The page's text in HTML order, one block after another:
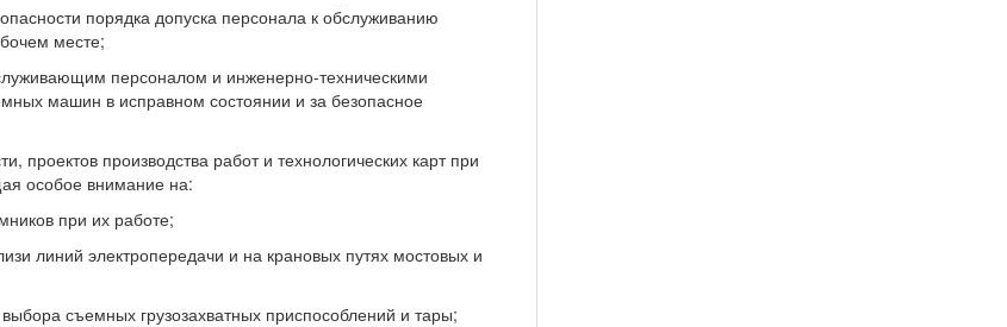
порядка допуска персонала к обслуживанию
месте;
персоналом и инженерно-техническими
машин в исправном состоянии и за безопасное
проектов производства работ и технологических карт при
особое внимание на:
при их работе;
линий электропередачи и на крановых путях мостовых и
съемных грузозахватных приспособлений и тары;